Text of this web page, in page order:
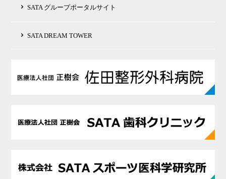
SATA グループポータルサイト
SATA DREAM TOWER